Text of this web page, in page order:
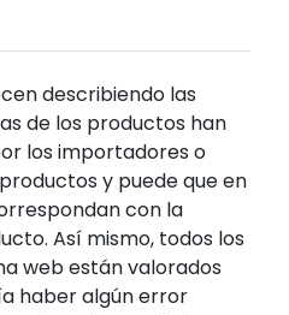
describiendo las
de los productos han
los importadores o
y puede que en
con la
Así mismo, todos los
web están valorados
haber algún error